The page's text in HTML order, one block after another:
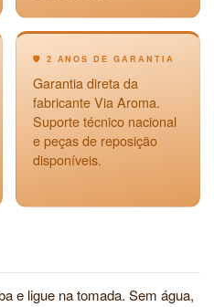
🛡️ 2 ANOS DE GARANTIA
Garantia direta da
fabricante Via Aroma.
Suporte técnico nacional
e peças de reposição
disponíveis.
e ligue na tomada. Sem água,